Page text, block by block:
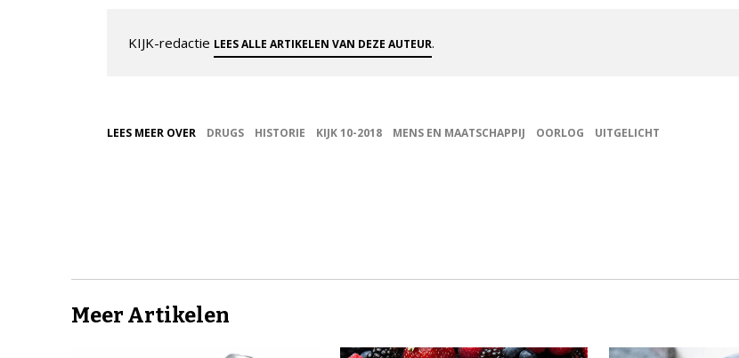
KIJK-redactie LEES ALLE ARTIKELEN VAN DEZE AUTEUR.
LEES MEER OVER DRUGS HISTORIE KIJK 10-2018 MENS EN MAATSCHAPPIJ OORLOG UITGELICHT
Meer Artikelen